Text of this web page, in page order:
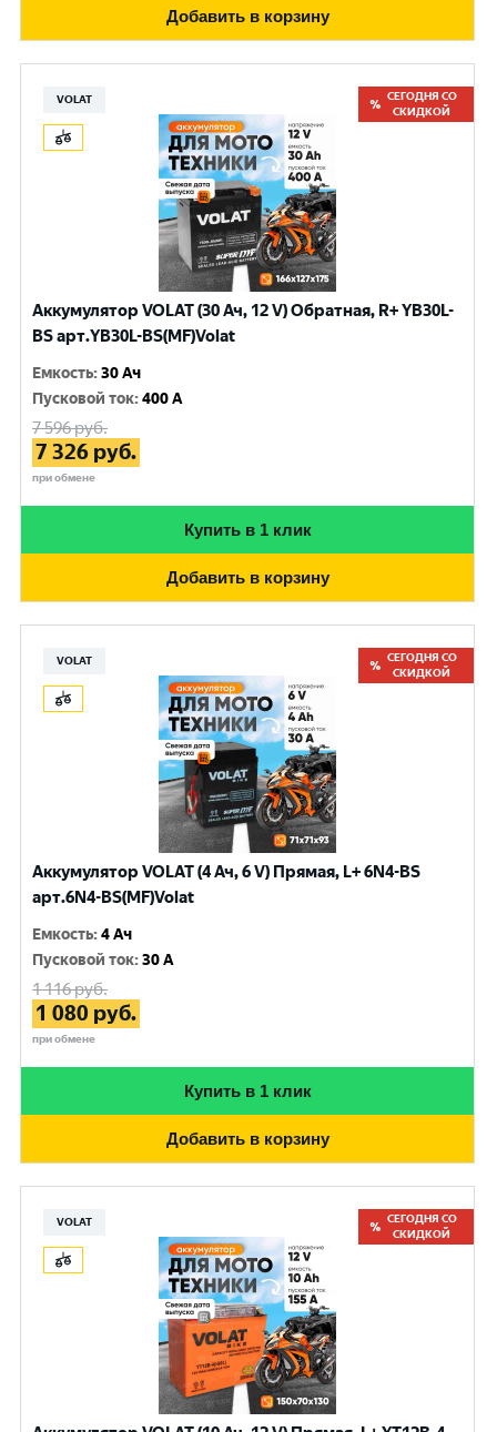
Добавить в корзину
VOLAT
СЕГОДНЯ СО
СКИДКОЙ
Аккумулятор VOLAT (30 Ач, 12 V) Обратная, R+ YB30L-
BS арт.YB30L-BS(MF)Volat
Емкость:30 Ач
Пусковой ток:400 A
7 596руб.
7 326 руб.
при обмене
Купить в 1 клик
Добавить в корзину
VOLAT
СЕГОДНЯ СО
СКИДКОЙ
Аккумулятор VOLAT (4 Ач, 6 V) Прямая, L+ 6N4-BS
арт.6N4-BS(MF)Volat
Емкость:4 Ач
Пусковой ток:30 A
1 116руб.
1 080 руб.
при обмене
Купить в 1 клик
Добавить в корзину
VOLAT
СЕГОДНЯ СО
СКИДКОЙ